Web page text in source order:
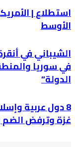
استطلاع |
الأوسط
الشيباني في
في سوريا
الدولة”
8 دول عربية
غزة وترفض الضم